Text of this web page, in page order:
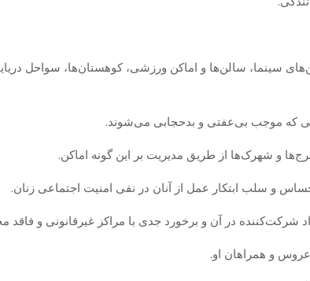
سینما، سالن‌ها و اماکن ورزشی، کوهستان‌ها، سواحل